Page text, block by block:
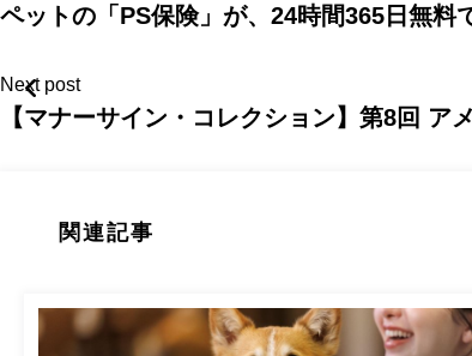
ペットの「PS保険」が、24時間365日無
Next post
【マナーサイン・コレクション】第8回
関連記事